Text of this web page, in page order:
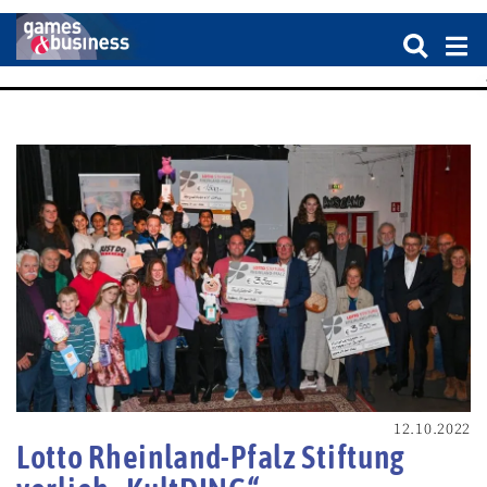
12.10.2022
Lotto Rheinland-Pfalz Stiftung